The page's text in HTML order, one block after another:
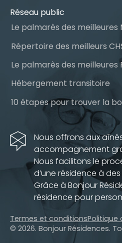
Réseau public
Répertoire des meilleurs
Hébergement transitoire
Nous offrons aux
accompagnement
Nous facilitons le
d’une résidence à
Grâce à Bonjour
résidence pour
Termes et conditionsPolitique
© 2026. Bonjour Résidences.